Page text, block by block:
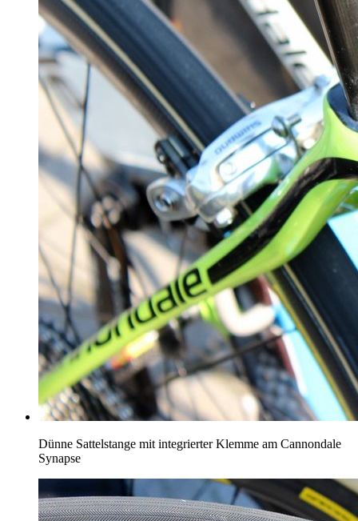
Dünne Sattelstange mit integrierter Klemme am Cannondale
Synapse